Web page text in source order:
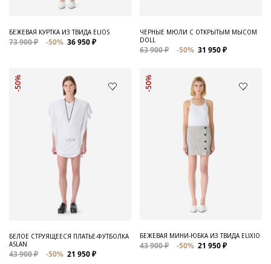
Распродажа
Для нее
БЕЖЕВАЯ КУРТКА ИЗ ТВИДА ELIOS
73 900 ₽ -50% 36 950 ₽
ЧЕРНЫЕ МЮЛИ С ОТКРЫТЫМ МЫСОМ
DOLL
63 900 ₽ -50% 31 950 ₽
-50%
БЕЛОЕ СТРУЯЩЕЕСЯ ПЛАТЬЕ-ФУТБОЛКА
ASLAN
43 900 ₽ -50% 21 950 ₽
-50%
БЕЖЕВАЯ МИНИ-ЮБКА ИЗ ТВИДА ELIXIO
43 900 ₽ -50% 21 950 ₽